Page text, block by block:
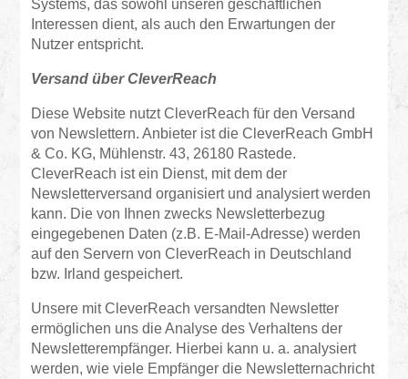
Systems, das sowohl unseren geschäftlichen
Interessen dient, als auch den Erwartungen der
Nutzer entspricht.
Versand über CleverReach
Diese Website nutzt CleverReach für den Versand
von Newslettern. Anbieter ist die CleverReach GmbH
& Co. KG, Mühlenstr. 43, 26180 Rastede.
CleverReach ist ein Dienst, mit dem der
Newsletterversand organisiert und analysiert werden
kann. Die von Ihnen zwecks Newsletterbezug
eingegebenen Daten (z.B. E-Mail-Adresse) werden
auf den Servern von CleverReach in Deutschland
bzw. Irland gespeichert.
Unsere mit CleverReach versandten Newsletter
ermöglichen uns die Analyse des Verhaltens der
Newsletterempfänger. Hierbei kann u. a. analysiert
werden, wie viele Empfänger die Newsletternachricht